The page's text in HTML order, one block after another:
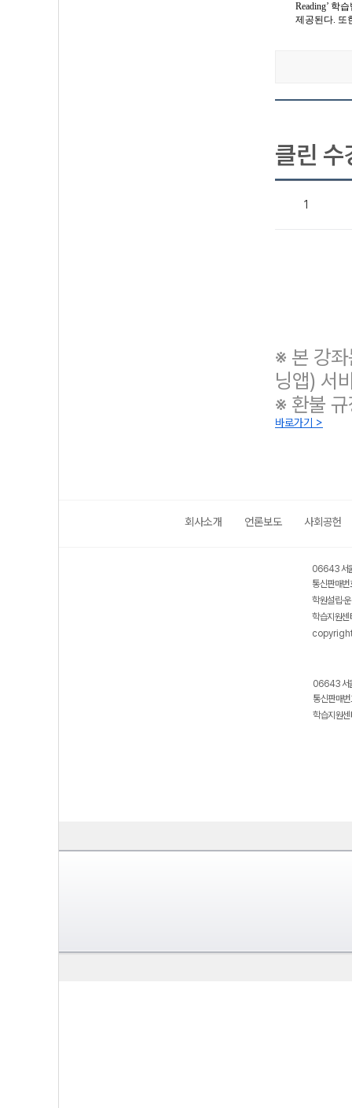
Reading’ 학
제공된다. 또
클린 수
1
※ 본 강
닝앱) 서
※ 환불
바로가기 >
회사소개 언론보도 사회공헌
06643 서
통신판매
학원설립·
학습지원
06643 서
통신판매
학습지원